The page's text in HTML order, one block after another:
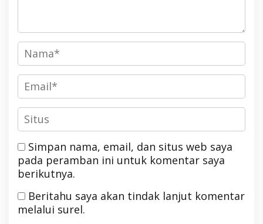
Simpan nama, email, dan situs web saya
pada peramban ini untuk komentar saya
berikutnya.
Beritahu saya akan tindak lanjut komentar
melalui surel.